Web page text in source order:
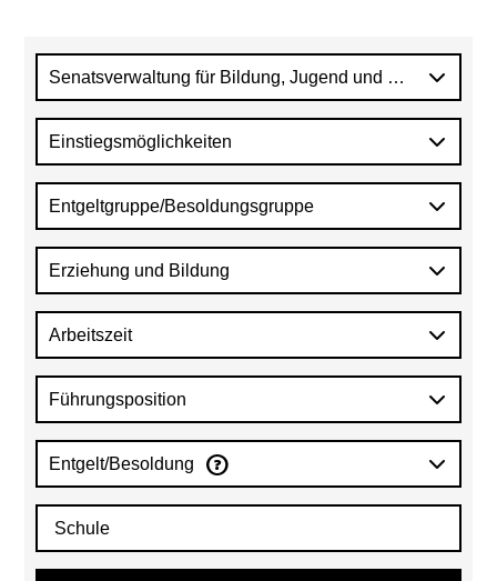
Senatsverwaltung für Bildung, Jugend und Familie
Einstiegsmöglichkeiten
Entgeltgruppe/Besoldungsgruppe
Erziehung und Bildung
Arbeitszeit
Führungsposition
Entgelt/Besoldung